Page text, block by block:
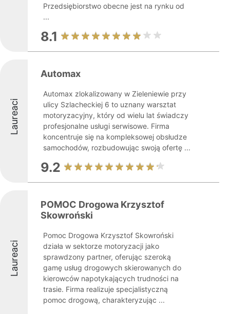
Przedsiębiorstwo obecne jest na rynku od
...
8.1
Laureaci
Automax
Automax zlokalizowany w Zieleniewie przy
ulicy Szlacheckiej 6 to uznany warsztat
motoryzacyjny, który od wielu lat świadczy
profesjonalne usługi serwisowe. Firma
koncentruje się na kompleksowej obsłudze
samochodów, rozbudowując swoją ofertę ...
9.2
Laureaci
POMOC Drogowa Krzysztof
Skowroński
Pomoc Drogowa Krzysztof Skowroński
działa w sektorze motoryzacji jako
sprawdzony partner, oferując szeroką
gamę usług drogowych skierowanych do
kierowców napotykających trudności na
trasie. Firma realizuje specjalistyczną
pomoc drogową, charakteryzując ...